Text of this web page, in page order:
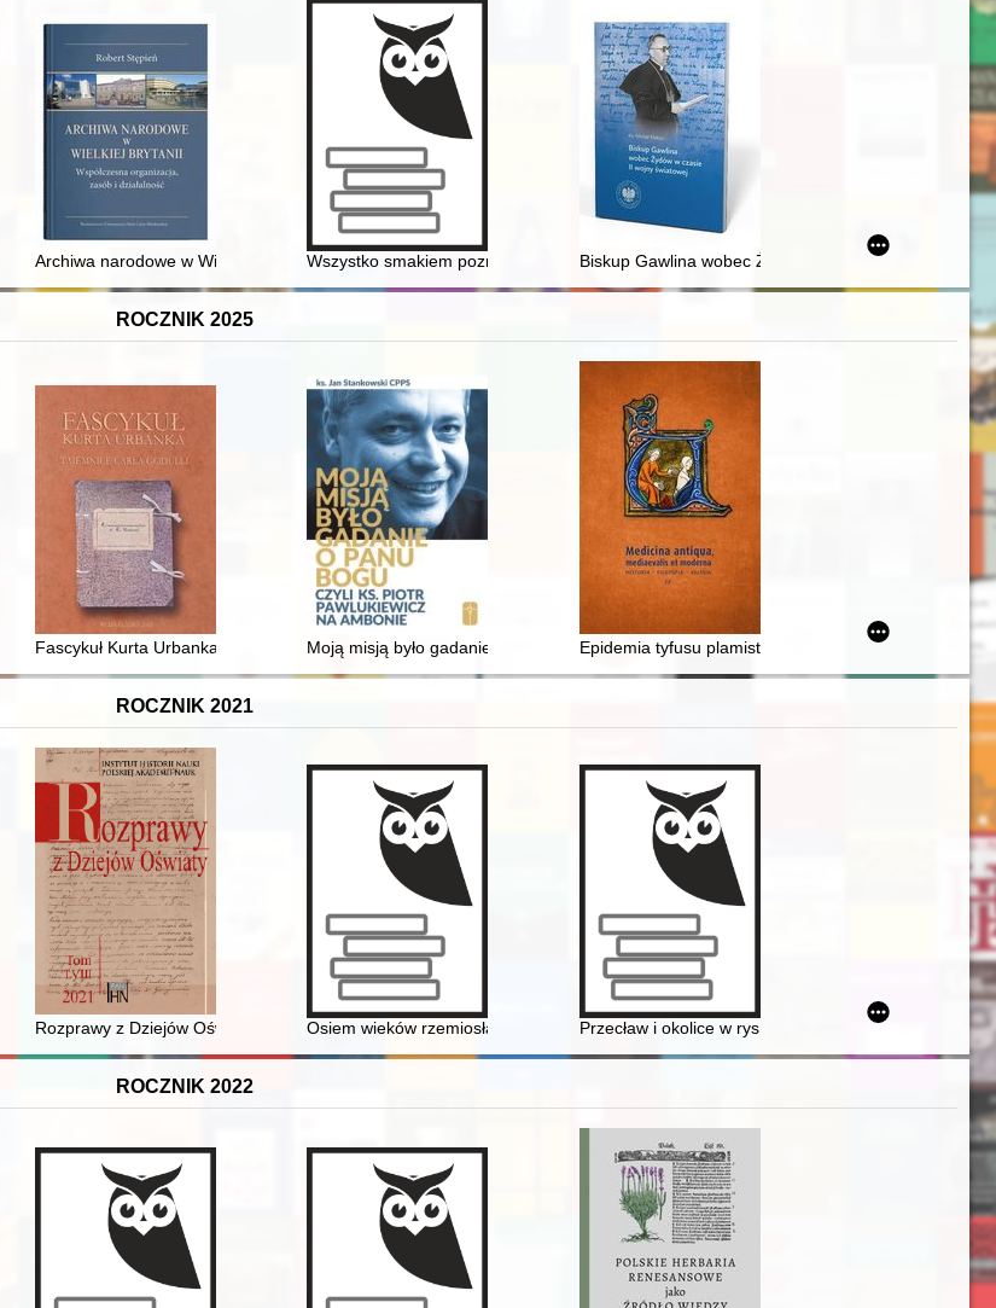
Wspólnoty Zielonoświątkowej
dokumentów z lat 1795-1829
Archiwa narodowe w Wielkiej Brytanii : współczesna organizacja, zasób i działalność
Wszystko smakiem poznasz" : kuchnia polska w czasach Jana Klemensa Branickiego
Biskup Gawlina wobec Żydów w czasie II wojny
ROCZNIK 2025
w XIX wieku
w architekturze przemysłowej Górnego Śląska w dwudziestoleciu międzywojennym
Fascykuł Kurta Urbanka : tajemnice Carla GodulliMoją misją było gadanie o Panu Bogu" czyli Ks. Piotr Pawlukiewicz na ambonie
Epidemia tyfusu plamistego w więzieniu kieleckim w
ROCZNIK 2021
i Asmusa barona von Troschke (wrzesień 1939 - październik 1942) : dokumentacja Centralnego Biura Inwentaryzacji
Rozprawy z Dziejów Oświaty. T. 58 (2021)Osiem wieków rzemiosła na Kaszubach Północnych : krótki zarys historii cechów
Przecław i okolice w rys. Adama Kopacza 1994/95 r
ROCZNIK 2022